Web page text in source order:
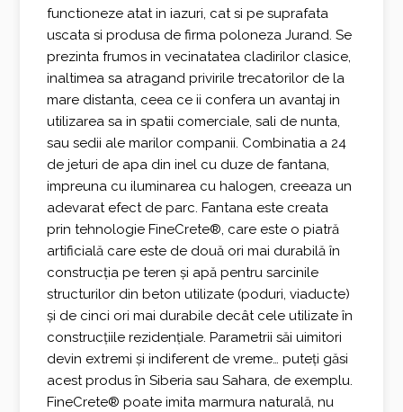
functioneze atat in iazuri, cat si pe suprafata
uscata si produsa de firma poloneza Jurand. Se
prezinta frumos in vecinatatea cladirilor clasice,
inaltimea sa atragand privirile trecatorilor de la
mare distanta, ceea ce ii confera un avantaj in
utilizarea sa in spatii comerciale, sali de nunta,
sau sedii ale marilor companii. Combinatia a 24
de jeturi de apa din inel cu duze de fantana,
impreuna cu iluminarea cu halogen, creeaza un
adevarat efect de parc. Fantana este creata
prin tehnologie FineCrete®, care este o piatră
artificială care este de două ori mai durabilă în
construcția pe teren și apă pentru sarcinile
structurilor din beton utilizate (poduri, viaducte)
și de cinci ori mai durabile decât cele utilizate în
construcțiile rezidențiale. Parametrii săi uimitori
devin extremi și indiferent de vreme… puteți găsi
acest produs în Siberia sau Sahara, de exemplu.
FineCrete® poate imita marmura naturală, nu